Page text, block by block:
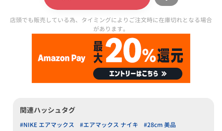
店頭でも販売している為、タイミングによりご注文時に在庫切れとなる場合
があります。
関連ハッシュタグ
#NIKE エアマックス #エアマックス ナイキ
#28cm 美品